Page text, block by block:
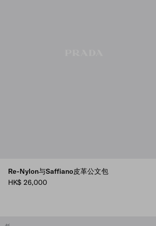
Re-Nylon与Saffiano皮革公文包
HK$ 26,000